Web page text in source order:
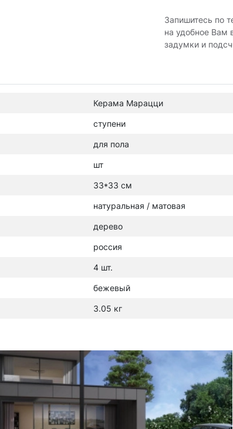
Запишитесь по
на удобное Вам
задумки и
Керама Марацци
ступени
для пола
шт
33*33 см
натуральная / матовая
дерево
россия
4 шт.
бежевый
3.05 кг